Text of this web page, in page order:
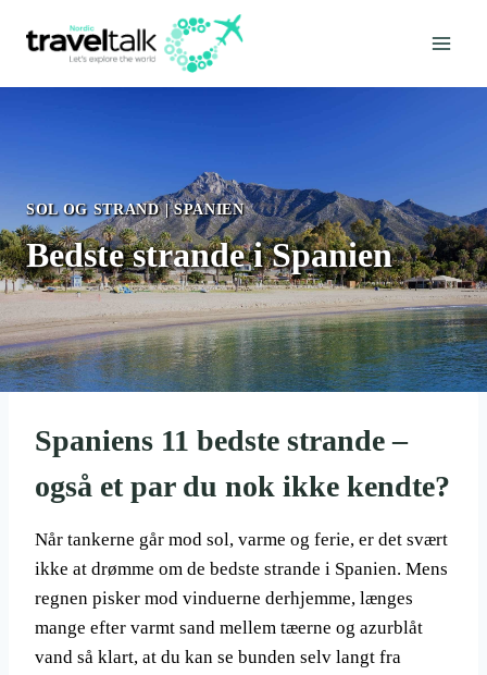
SOL OG STRAND|SPANIEN
Bedste strande i Spanien
Spaniens 11 bedste strande –
også et par du nok ikke kendte?
Når tankerne går mod sol, varme og ferie, er det svært
ikke at drømme om de bedste strande i Spanien. Mens
regnen pisker mod vinduerne derhjemme, længes
mange efter varmt sand mellem tæerne og azurblåt
vand så klart, at du kan se bunden selv langt fra